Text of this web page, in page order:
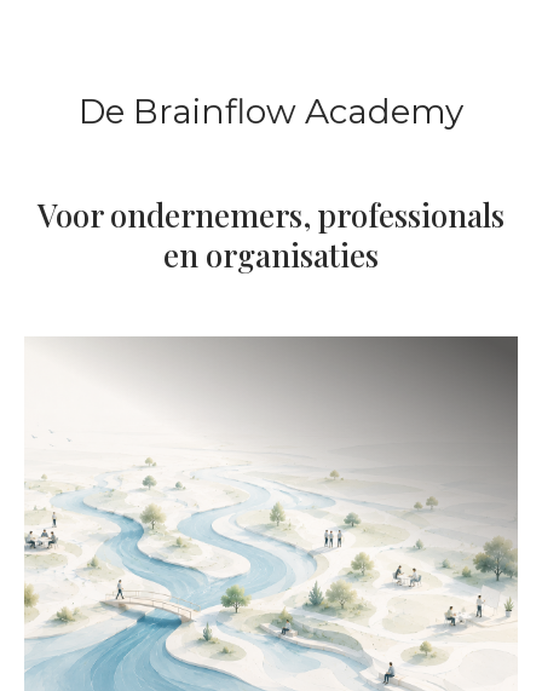
De Brainflow Academy
Voor ondernemers, professionals
en organisaties